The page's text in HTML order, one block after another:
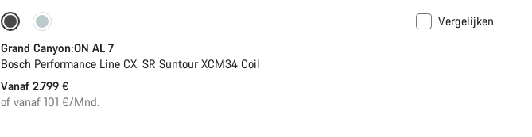
Enkel beschikbaar in maat L | XL
Vergelijken
Grand Canyon:ON AL 7
Bosch Performance Line CX, SR Suntour XCM34 Coil
Vanaf 2.799 €
of vanaf 101 €/Mnd.